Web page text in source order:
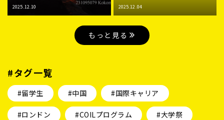
2025.12.10 2025.12.04
もっと見る
#タグ一覧
#留学生 #中国 #国際キャリア
#ロンドン #COILプログラム #大学祭